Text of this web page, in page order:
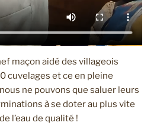
maçon aidé des villageois
cuvelages et ce en pleine
ne pouvons que saluer leurs
à se doter au plus vite
l’eau de qualité !